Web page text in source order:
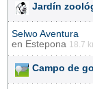
Jardín
Selwo Aventura
en Estepona 18.7
Campo de